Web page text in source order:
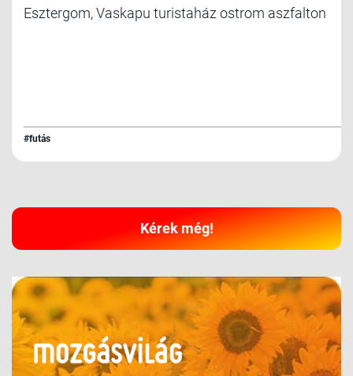
Esztergom, Vaskapu turistaház ostrom aszfalton
#futás
Kérek még!